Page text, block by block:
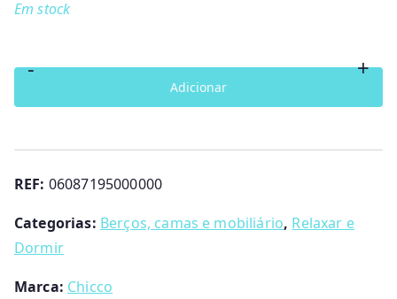
Em stock
-
de
para
Next2Me
Chicco
+
Adicionar
REF: 06087195000000
Categorias: Berços, camas e mobiliário, Relaxar e
Dormir
Marca: Chicco